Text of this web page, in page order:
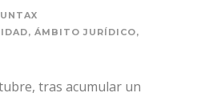
, ÁMBITO JURÍDICO,
tras acumular un